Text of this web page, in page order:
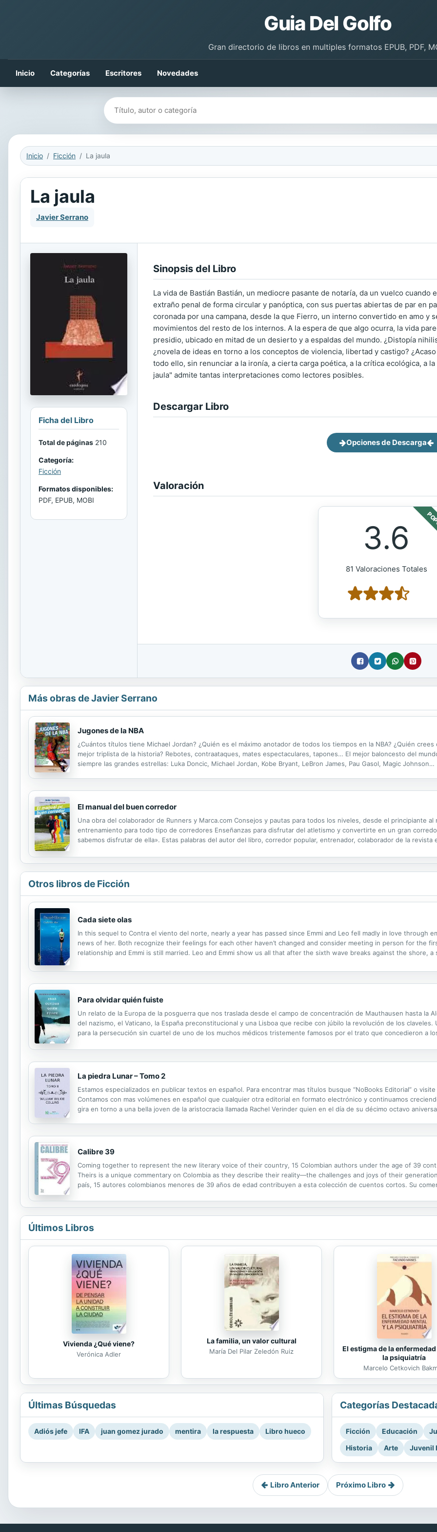
Guia Del Golfo
Gran directorio de libros en multiples formatos EPUB, PDF,
Inicio Categorías Escritores Novedades
Buscar libros
Inicio Ficción La jaula
La jaula
Javier Serrano
Ficha del Libro
Total de páginas 210
Categoría:
Ficción
Formatos disponibles:
PDF, EPUB, MOBI
Sinopsis del Libro
La vida de Bastián Bastián, un mediocre pasante de notaría, da un vuelco
extraño penal de forma circular y panóptica, con sus puertas abiertas de par en
coronada por una campana, desde la que Fierro, un interno convertido en amo y
movimientos del resto de los internos. A la espera de que algo ocurra, la vida
presidio, ubicado en mitad de un desierto y a espaldas del mundo. ¿Distopía
¿novela de ideas en torno a los conceptos de violencia, libertad y castigo?
todo ello, sin renunciar a la ironía, a cierta carga poética, a la crítica ecológica, a
jaula" admite tantas interpretaciones como lectores posibles.
Descargar Libro
Opciones de Descarga
Valoración
3.6
81 Valoraciones Totales
Más obras de Javier Serrano
Jugones de la NBA
¿Cuántos títulos tiene Michael Jordan? ¿Quién es el máximo anotador de todos los tiempos en la NBA? ¿Quién
mejor triplista de la historia? Rebotes, contraataques, mates espectaculares, tapones… El mejor baloncesto del
siempre las grandes estrellas: Luka Doncic, Michael Jordan, Kobe Bryant, LeBron James, Pau Gasol, Magic
El manual del buen corredor
Una obra del colaborador de Runners y Marca.com Consejos y pautas para todos los niveles, desde el principiante al
entrenamiento para todo tipo de corredores Enseñanzas para disfrutar del atletismo y convertirte en un gran
sabemos disfrutar de ella». Estas palabras del autor del libro, corredor popular, entrenador, colaborador de la revista
Otros libros de Ficción
Cada siete olas
In this sequel to Contra el viento del norte, nearly a year has passed since Emmi and Leo fell madly in love through
news of her. Both recognize their feelings for each other haven’t changed and consider meeting in person for the
relationship and Emmi is still married. Leo and Emmi show us all that after the sixth wave breaks against the shore,
Para olvidar quién fuiste
Un relato de la Europa de la posguerra que nos traslada desde el campo de concentración de Mauthausen hasta la
del nazismo, el Vaticano, la España preconstitucional y una Lisboa que recibe con júbilo la revolución de los
para la persecución sin cuartel de uno de los muchos médicos tristemente famosos por el trato que concedieron a
La piedra Lunar – Tomo 2
Estamos especializados en publicar textos en español. Para encontrar mas títulos busque “NoBooks Editorial” o
Contamos con mas volúmenes en español que cualquier otra editorial en formato electrónico y continuamos
gira en torno a una bella joven de la aristocracia llamada Rachel Verinder quien en el día de su décimo octavo
Calibre 39
Coming together to represent the new literary voice of their country, 15 Colombian authors under the age of 39
Theirs is a unique commentary on Colombia as they describe their reality—the challenges and joys of their
país, 15 autores colombianos menores de 39 años de edad contribuyen a esta colección de cuentos cortos. Su
Últimos Libros
Vivienda ¿Qué viene?
Verónica Adler
La familia, un valor cultural
María Del Pilar Zeledón Ruiz
El estigma de la
la psiquiatría
Marcelo Cetkovich
Últimas Búsquedas
Adiós jefe IFA juan gomez jurado mentira la respuesta Libro hueco
Categorías
Ficción Educación
Historia
Arte Juvenil
Libro Anterior Próximo Libro